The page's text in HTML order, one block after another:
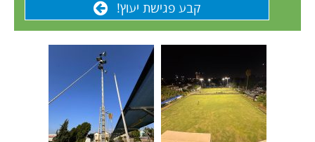
קבע פגישת יעוץ!